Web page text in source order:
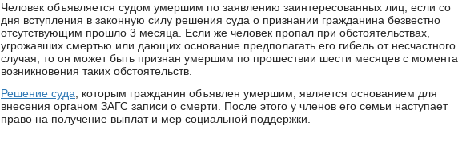
Человек объявляется судом умершим по заявлению заинтересованных лиц, если со
дня вступления в законную силу решения суда о признании гражданина безвестно
отсутствующим прошло 3 месяца. Если же человек пропал при обстоятельствах,
угрожавших смертью или дающих основание предполагать его гибель от несчастного
случая, то он может быть признан умершим по прошествии шести месяцев с момента
возникновения таких обстоятельств.
Решение суда , которым гражданин объявлен умершим, является основанием для
внесения органом ЗАГС записи о смерти. После этого у членов его семьи наступает
право на получение выплат и мер социальной поддержки.